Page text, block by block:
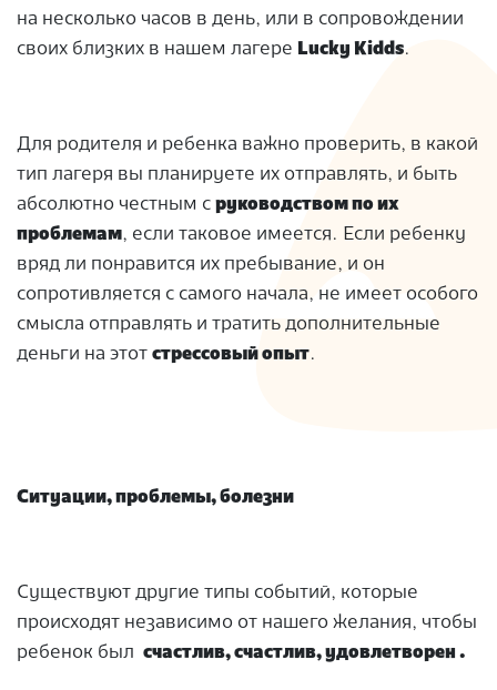
на несколько часов в день, или в сопровождении
своих близких в нашем лагере Lucky Kidds.
Для родителя и ребенка важно проверить, в какой
тип лагеря вы планируете их отправлять, и быть
абсолютно честным с руководством по их
проблемам, если таковое имеется. Если ребенку
вряд ли понравится их пребывание, и он
сопротивляется с самого начала, не имеет особого
смысла отправлять и тратить дополнительные
деньги на этот стрессовый опыт.
Ситуации, проблемы, болезни
Существуют другие типы событий, которые
происходят независимо от нашего желания, чтобы
ребенок был счастлив, счастлив, удовлетворен .